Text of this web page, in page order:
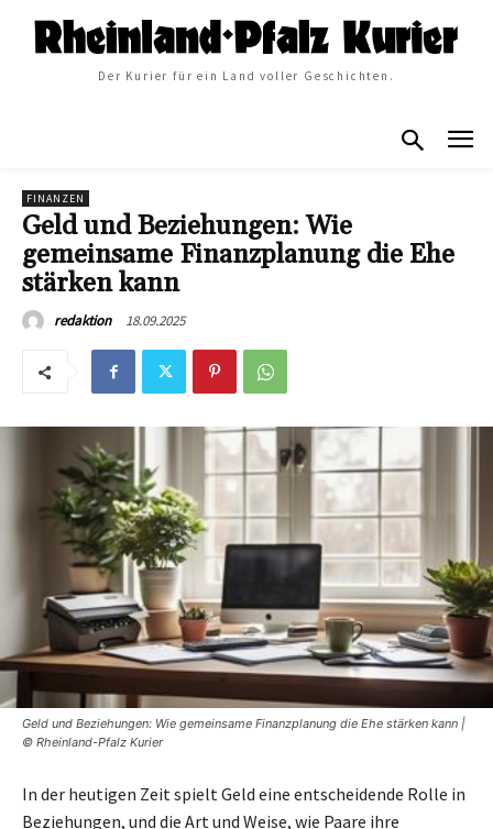
Der Kurier für ein Land voller Geschichten.
FINANZEN
Geld und Beziehungen: Wie
gemeinsame Finanzplanung die Ehe
stärken kann
redaktion 18.09.2025
Geld und Beziehungen: Wie gemeinsame Finanzplanung die Ehe stärken kann |
© Rheinland-Pfalz Kurier
In der heutigen Zeit spielt Geld eine entscheidende Rolle in
Beziehungen, und die Art und Weise, wie Paare ihre